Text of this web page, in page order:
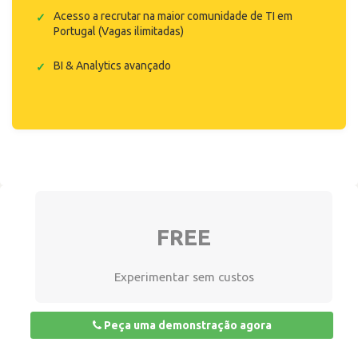
Acesso a recrutar na maior comunidade de TI em
Portugal (Vagas ilimitadas)
BI & Analytics avançado
FREE
Experimentar sem custos
Peça uma demonstração agora